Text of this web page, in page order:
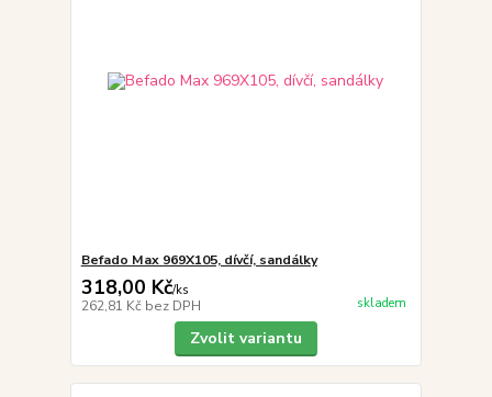
Befado Max 969X105, dívčí, sandálky
318,00 Kč/ks
262,81 Kč bez DPH skladem
Zvolit variantu